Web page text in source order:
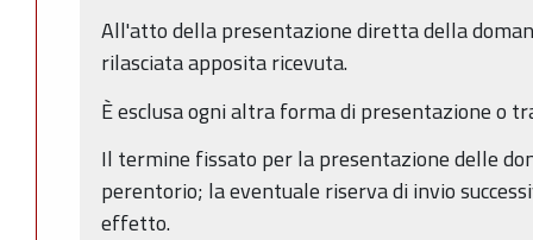
All'atto della presentazione diretta della
rilasciata apposita ricevuta.
È esclusa ogni altra forma di presentazione o
Il termine fissato per la presentazione delle
perentorio; la eventuale riserva di invio
effetto.